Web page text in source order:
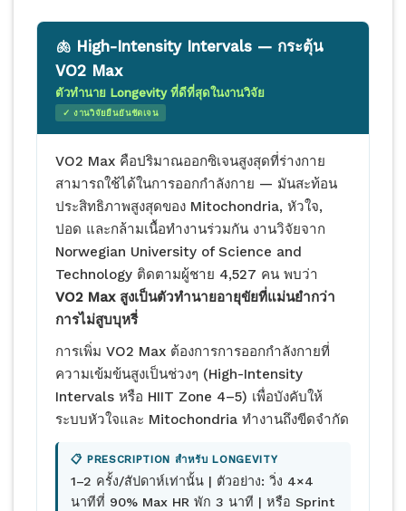
🫁 High-Intensity Intervals — กระตุ้น
VO2 Max
ตัวทำนาย Longevity ที่ดีที่สุดในงานวิจัย
✓ งานวิจัยยืนยันชัดเจน
VO2 Max คือปริมาณออกซิเจนสูงสุดที่ร่างกาย
สามารถใช้ได้ในการออกกำลังกาย — มันสะท้อน
ประสิทธิภาพสูงสุดของ Mitochondria, หัวใจ,
ปอด และกล้ามเนื้อทำงานร่วมกัน งานวิจัยจาก
Norwegian University of Science and
Technology ติดตามผู้ชาย 4,527 คน พบว่า
VO2 Max สูงเป็นตัวทำนายอายุขัยที่แม่นยำกว่า
การไม่สูบบุหรี่
การเพิ่ม VO2 Max ต้องการการออกกำลังกายที่
ความเข้มข้นสูงเป็นช่วงๆ (High-Intensity
Intervals หรือ HIIT Zone 4–5) เพื่อบังคับให้
ระบบหัวใจและ Mitochondria ทำงานถึงขีดจำกัด
📋 PRESCRIPTION สำหรับ LONGEVITY
1–2 ครั้ง/สัปดาห์เท่านั้น | ตัวอย่าง: วิ่ง 4×4
นาทีที่ 90% Max HR พัก 3 นาที | หรือ Sprint